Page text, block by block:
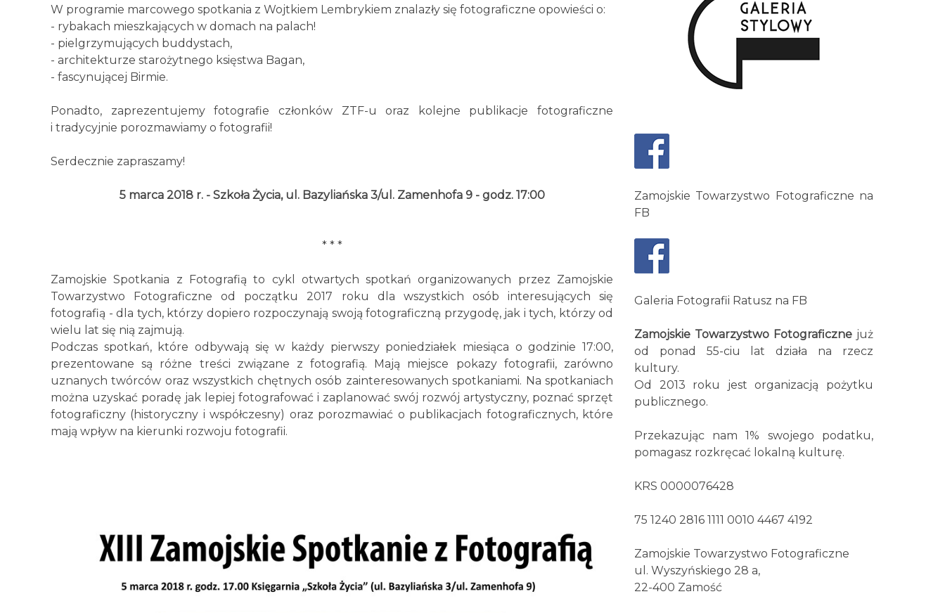
W programie marcowego spotkania z Wojtkiem Lembrykiem znalazły się fotograficzne opowieści o:
- rybakach mieszkających w domach na palach!
- pielgrzymujących buddystach,
- architekturze starożytnego księstwa Bagan,
- fascynującej Birmie.
Ponadto, zaprezentujemy fotografie członków ZTF-u oraz kolejne publikacje fotograficzne
i tradycyjnie porozmawiamy o fotografii!
Serdecznie zapraszamy!
5 marca 2018 r. - Szkoła Życia, ul. Bazyliańska 3/ul. Zamenhofa 9 - godz. 17:00
* * *
Zamojskie Spotkania z Fotografią to cykl otwartych spotkań organizowanych przez Zamojskie
Towarzystwo Fotograficzne od początku 2017 roku dla wszystkich osób interesujących się
fotografią - dla tych, którzy dopiero rozpoczynają swoją fotograficzną przygodę, jak i tych, którzy od
wielu lat się nią zajmują.
Podczas spotkań, które odbywają się w każdy pierwszy poniedziałek miesiąca o godzinie 17:00,
prezentowane są różne treści związane z fotografią. Mają miejsce pokazy fotografii, zarówno
uznanych twórców oraz wszystkich chętnych osób zainteresowanych spotkaniami. Na spotkaniach
można uzyskać poradę jak lepiej fotografować i zaplanować swój rozwój artystyczny, poznać sprzęt
fotograficzny (historyczny i współczesny) oraz porozmawiać o publikacjach fotograficznych, które
mają wpływ na kierunki rozwoju fotografii.
Zamojskie Towarzystwo Fotograficzne na
FB
Galeria Fotografii Ratusz na FB
Zamojskie Towarzystwo Fotograficzne już
od ponad 55-ciu lat działa na rzecz
kultury.
Od 2013 roku jest organizacją pożytku
publicznego.
Przekazując nam 1% swojego podatku,
pomagasz rozkręcać lokalną kulturę.
KRS 0000076428
75 1240 2816 1111 0010 4467 4192
Zamojskie Towarzystwo Fotograficzne
ul. Wyszyńskiego 28 a,
22-400 Zamość